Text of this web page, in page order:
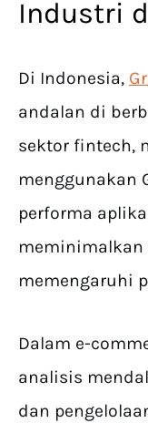
Industri
Di Indonesia,
andalan di
sektor fintech,
menggunakan
performa
meminimalkan
memengaruhi
Dalam e-
analisis
dan